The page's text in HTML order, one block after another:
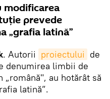
modificarea
prevede
„grafia latină”
. Autorii proiectului de
denumirea limbii de
„română", au hotărât să
latină”.